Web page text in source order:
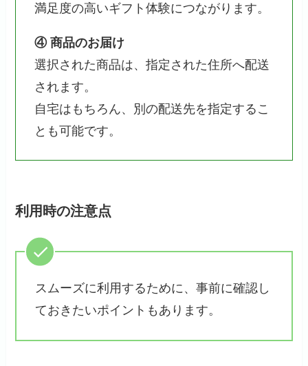
満足度の高いギフト体験につながります。
④ 商品のお届け
選択された商品は、指定された住所へ配送
されます。
自宅はもちろん、別の配送先を指定するこ
とも可能です。
利用時の注意点
スムーズに利用するために、事前に確認し
ておきたいポイントもあります。